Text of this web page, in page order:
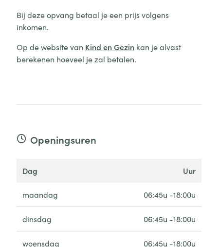
Bij deze opvang betaal je een prijs volgens
inkomen.
Op de website van Kind en Gezinkan je alvast
berekenen hoeveel je zal betalen.
Openingsuren
dag uur
maandag 06:45u -18:00u
dinsdag 06:45u -18:00u
woensdag 06:45u -18:00u